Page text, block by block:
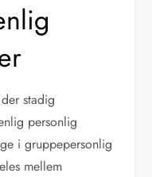
stadig
personlig
i gruppepersonlig
mellem